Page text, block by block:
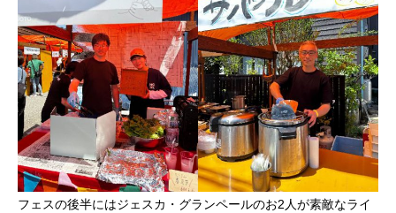
フェスの後半にはジェスカ・グランペールのお2人が素敵なライ